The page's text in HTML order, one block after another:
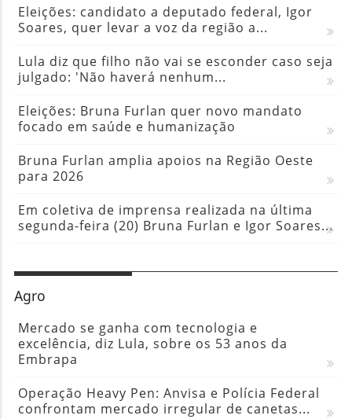
Eleições: candidato a deputado federal, Igor
Soares, quer levar a voz da região a...
Lula diz que filho não vai se esconder caso seja
julgado: 'Não haverá nenhum...
Eleições: Bruna Furlan quer novo mandato
focado em saúde e humanização
Bruna Furlan amplia apoios na Região Oeste
para 2026
Em coletiva de imprensa realizada na última
segunda-feira (20) Bruna Furlan e Igor Soares...
Agro
Mercado se ganha com tecnologia e
excelência, diz Lula, sobre os 53 anos da
Embrapa
Operação Heavy Pen: Anvisa e Polícia Federal
confrontam mercado irregular de canetas...